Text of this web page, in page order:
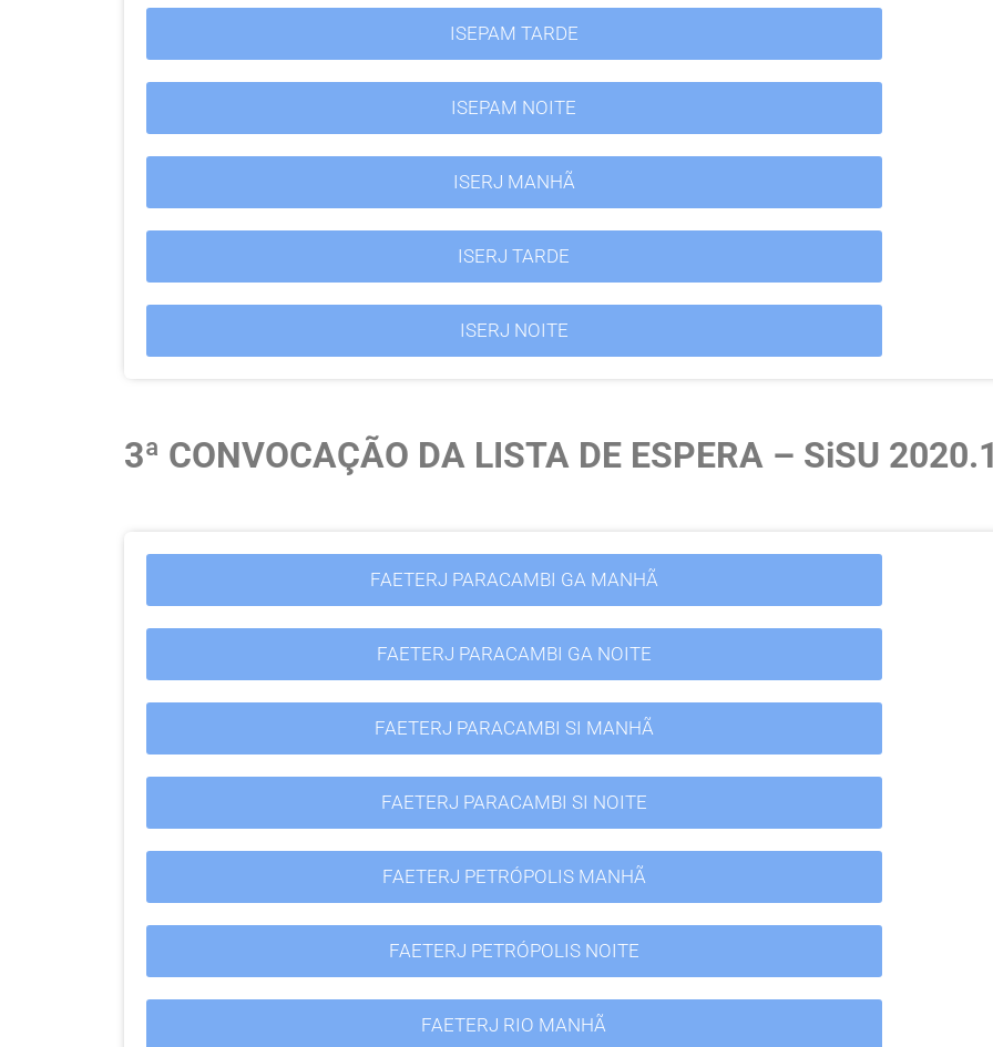
ISEPAM TARDE
ISEPAM NOITE
ISERJ MANHÃ
ISERJ TARDE
ISERJ NOITE
3ª CONVOCAÇÃO DA LISTA DE ESPERA – SiSU
FAETERJ PARACAMBI GA MANHÃ
FAETERJ PARACAMBI GA NOITE
FAETERJ PARACAMBI SI MANHÃ
FAETERJ PARACAMBI SI NOITE
FAETERJ PETRÓPOLIS MANHÃ
FAETERJ PETRÓPOLIS NOITE
FAETERJ RIO MANHÃ